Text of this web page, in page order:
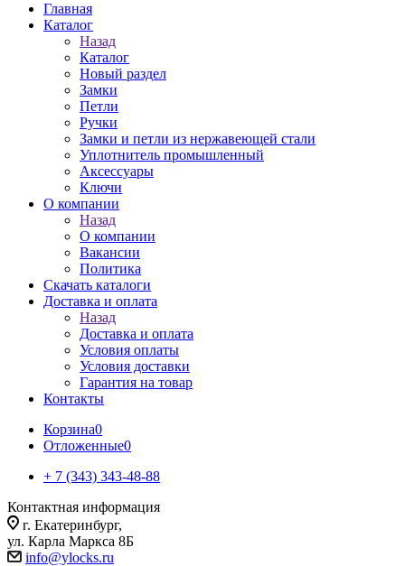
Главная
Каталог
Назад
Каталог
Новый раздел
Замки
Петли
Ручки
Замки и петли из нержавеющей стали
Уплотнитель промышленный
Аксессуары
Ключи
О компании
Назад
О компании
Вакансии
Политика
Скачать каталоги
Доставка и оплата
Назад
Доставка и оплата
Условия оплаты
Условия доставки
Гарантия на товар
Контакты
Корзина0
Отложенные0
+ 7 (343) 343-48-88
Контактная информация
г. Екатеринбург,
ул. Карла Маркса 8Б
info@ylocks.ru